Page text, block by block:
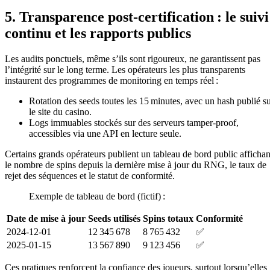
5. Transparence post‑certification : le suivi
continu et les rapports publics
Les audits ponctuels, même s’ils sont rigoureux, ne garantissent pas
l’intégrité sur le long terme. Les opérateurs les plus transparents
instaurent des programmes de monitoring en temps réel :
Rotation des seeds toutes les 15 minutes, avec un hash publié
le site du casino.
Logs immuables stockés sur des serveurs tamper‑proof,
accessibles via une API en lecture seule.
Certains grands opérateurs publient un tableau de bord public
le nombre de spins depuis la dernière mise à jour du RNG, le taux de
rejet des séquences et le statut de conformité.
Exemple de tableau de bord (fictif) :
Date de mise à jour Seeds utilisés Spins totaux Conformité
2024‑12‑01
12 345 678 8 765 432
✅
2025‑01‑15
13 567 890 9 123 456 ✅
Ces pratiques renforcent la confiance des joueurs, surtout lorsqu’elles